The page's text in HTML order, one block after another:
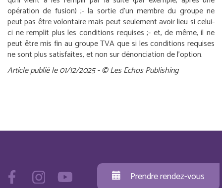
opération de fusion) ;- la sortie d’un membre du groupe ne
peut pas être volontaire mais peut seulement avoir lieu si celui-
ci ne remplit plus les conditions requises ;- et, de même, il ne
peut être mis fin au groupe TVA que si les conditions requises
ne sont plus satisfaites, et non sur dénonciation de l’option.
Article publié le 01/12/2025 - © Les Echos Publishing
Prendre rendez-vous